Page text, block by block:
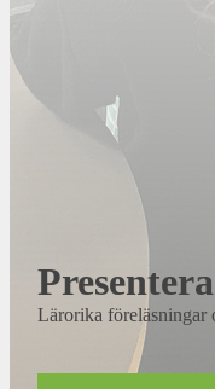
Lärorika föreläsningar